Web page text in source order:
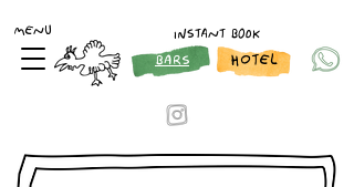
INSTANT BOOK
BARS
MENU
HOTEL